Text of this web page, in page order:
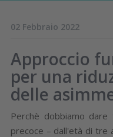
02 Febbraio 2022
Approccio
per una
delle
Perchè dobbiamo dare
precoce – dall'età di tre